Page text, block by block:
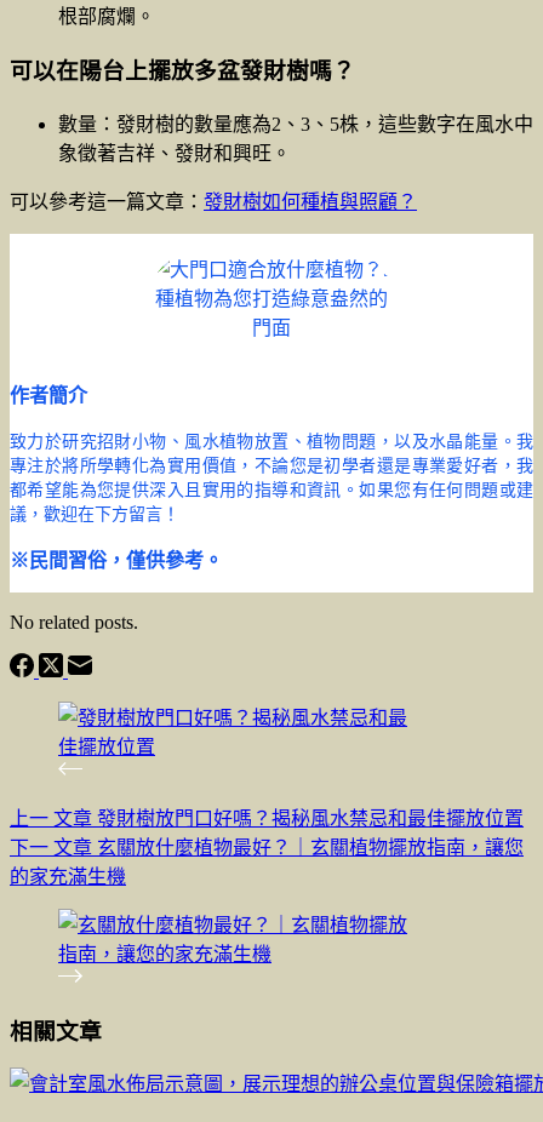
根部腐爛。
可以在陽台上擺放多盆發財樹嗎？
數量：發財樹的數量應為2、3、5株，這些數字在風水中
象徵著吉祥、發財和興旺。
可以參考這一篇文章： 發財樹如何種植與照顧？
作者簡介
致力於研究招財小物、風水植物放置、植物問題，以及水晶能量。我
專注於將所學轉化為實用價值，不論您是初學者還是專業愛好者，我
都希望能為您提供深入且實用的指導和資訊。如果您有任何問題或建
議，歡迎在下方留言！
※民間習俗，僅供參考。
No related posts.
上一 文章 發財樹放門口好嗎？揭秘風水禁忌和最佳擺放位置
下一 文章 玄關放什麼植物最好？｜玄關植物擺放指南，讓您
的家充滿生機
相關文章